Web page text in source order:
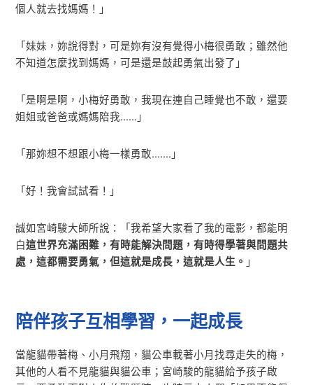
個人就去找媽媽！」
「妹妹，妳說得對，可是妳有沒有覺得小梅很勇敢；雖然他
不知道怎麼找到媽媽，可是還是鼓起勇氣出發了」
「是啊是啊，小梅好勇敢，我現在連自己睡覺也不敢，還要
姐姐或爸爸或媽媽陪我……」
「那妳想不想跟小梅一樣勇敢…….」
「好！我會試試看！」
誠如宮崎駿大師所說：「我希望大家看了我的電影，都能明
白這世界充滿困難，有時能解決問題，有時得學著與問題共
處，這都需要勇氣，但這就是成長，這就是人生。 」
陪伴孩子互相學習，一起成長
當龍貓帶著梅、小月飛翔，貓公車載著小月找尋走失的梅，
其他的人看不見龍貓與貓公車；宮崎駿的龍貓給予孩子啟